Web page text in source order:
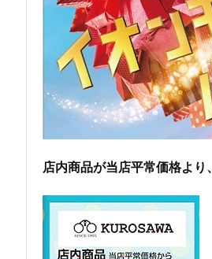
店内商品が当店平常価格より、